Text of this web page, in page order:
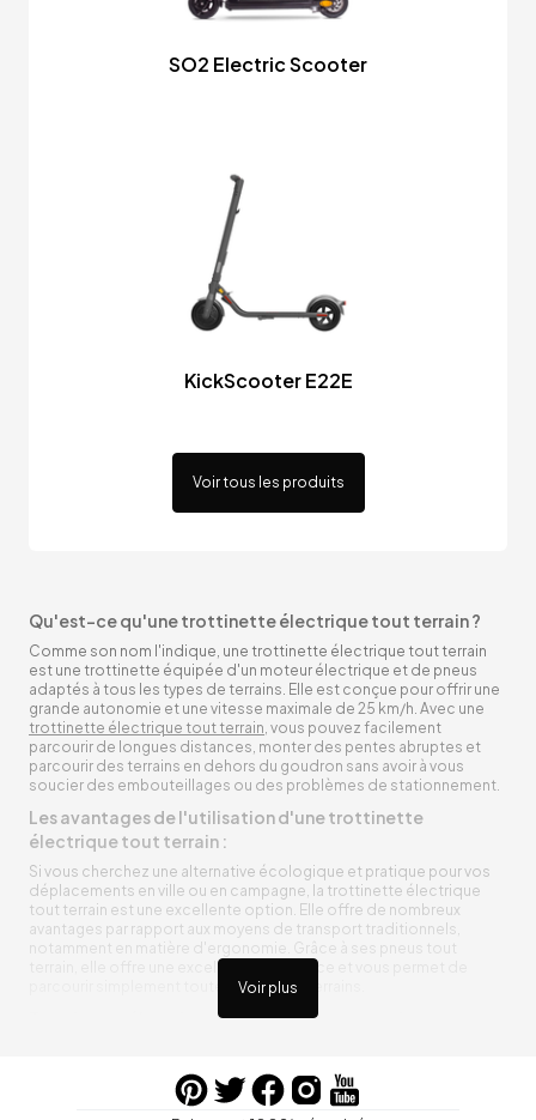
SO2 Electric Scooter
KickScooter E22E
Voir tous les produits
Voir plus
Qu'est-ce qu'une trottinette électrique tout terrain ?
Comme son nom l'indique, une trottinette électrique tout terrain
est une trottinette équipée d'un moteur électrique et de pneus
adaptés à tous les types de terrains. Elle est conçue pour offrir une
grande autonomie et une vitesse maximale de 25 km/h. Avec une
trottinette électrique tout terrain, vous pouvez facilement
parcourir de longues distances, monter des pentes abruptes et
parcourir des terrains en dehors du goudron sans avoir à vous
soucier des embouteillages ou des problèmes de stationnement.
Les avantages de l'utilisation d'une trottinette
électrique tout terrain :
Si vous cherchez une alternative écologique et pratique pour vos
déplacements en ville ou en campagne, la trottinette électrique
tout terrain est une excellente option. Elle offre de nombreux
avantages par rapport aux moyens de transport traditionnels,
notamment en matière d'ergonomie. Grâce à ses pneus tout
terrain, elle offre une excellente adhérence et vous permet de
parcourir simplement toutes sortes de terrains.
Trottinette électrique tout terrain ergonomique
entre vos trajets, vous n’aurez pas à vous soucier de l’état de sa
batterie. De plus, elle est équipée de pneus résistants qui peuvent